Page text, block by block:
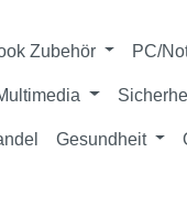
Zubehör PC/
Gesundheit